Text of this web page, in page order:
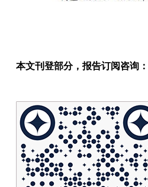
本文刊登部分，报告订阅咨询：